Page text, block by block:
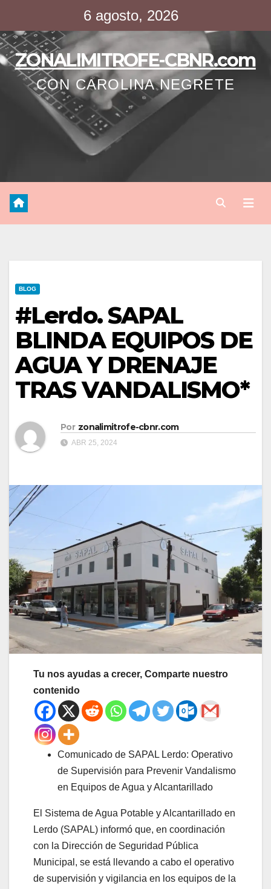
contenido
6 agosto, 2026
ZONALIMITROFE-CBNR.com
CON CAROLINA NEGRETE
BLOG
#Lerdo. SAPAL
BLINDA EQUIPOS DE
AGUA Y DRENAJE
TRAS VANDALISMO*
Por zonalimitrofe-cbnr.com
ABR 25, 2024
Tu nos ayudas a crecer, Comparte nuestro
contenido
Comunicado de SAPAL Lerdo: Operativo
de Supervisión para Prevenir Vandalismo
en Equipos de Agua y Alcantarillado
El Sistema de Agua Potable y Alcantarillado en
Lerdo (SAPAL) informó que, en coordinación
con la Dirección de Seguridad Pública
Municipal, se está llevando a cabo el operativo
de supervisión y vigilancia en los equipos de la